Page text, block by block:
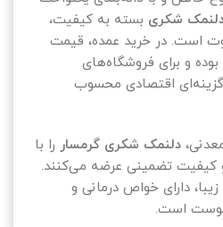
شکری بسته به کیفیت،
است. در خرید عمده، قیمت
و برای فروشگاه‌های
اقتصادی محسوب
دلنمک شکری گرمسار را با
کیفیت تضمینی عرضه می‌کنند.
دارای خواص درمانی و
پوست است.